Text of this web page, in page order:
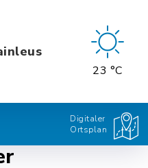
23 °C
Digitaler
Ortsplan